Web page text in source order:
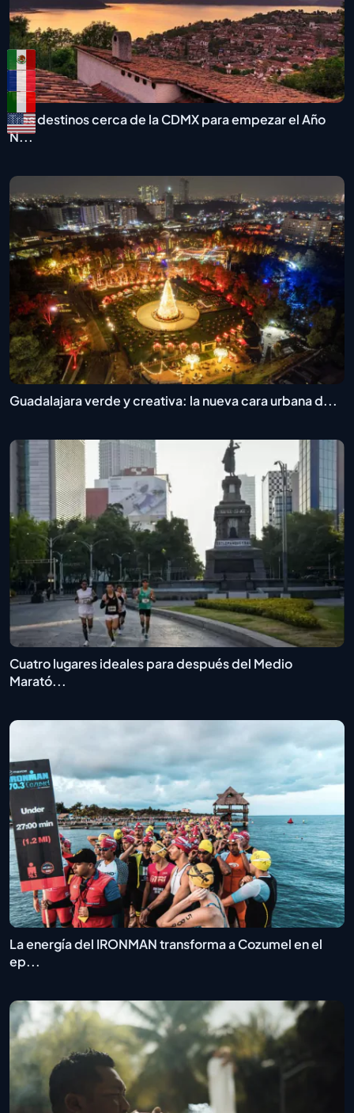
Tres destinos cerca de la CDMX para empezar el Año
N...
Guadalajara verde y creativa: la nueva cara urbana d...
Cuatro lugares ideales para después del Medio
Marató...
La energía del IRONMAN transforma a Cozumel en el
ep...